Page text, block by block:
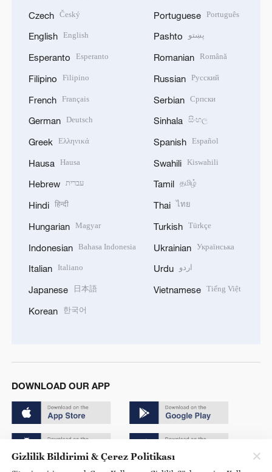
Czech Český
English English
Esperanto Esperanto
Filipino Filipino
French Français
German Deutsch
Greek Ελληνικά
Hausa Hausa
Hebrew עברית
Hindi हिन्दी
Hungarian Magyar
Indonesian Bahasa Indonesia
Italian Italiano
Japanese 日本語
Korean 한국어
Portuguese Português
Pashto پښتو
Romanian Română
Russian Русский
Serbian Српски
Sinhala සිංහල
Spanish Español
Swahili Kiswahili
Tamil தமிழ்
Thai ไทย
Turkish Türkçe
Ukrainian Українська
Urdu اردو
Vietnamese Tiếng Việt
DOWNLOAD OUR APP
Gizlilik Bildirimi & Çerez Politikası